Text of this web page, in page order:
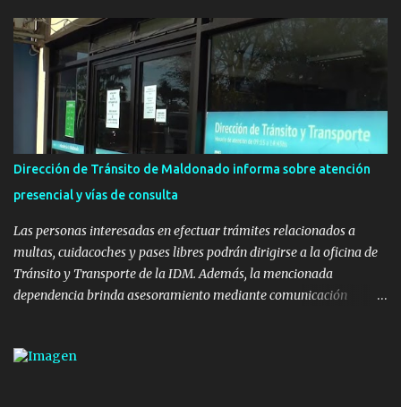
Pública de OPP, así como aportes del Gobierno de Canelones y del
Ministerio de Transporte y Obras Públicas. La nueva
infraestructura deportiva consiste en una plataforma de 35 m por
20 m con banco de hormigón sobre sus laterales. Su destino será
polifuncional, permitiendo la práctica de patín, hockey, gimnasia y
la realización de eventos culturales. Próximo a la pista, se
instalaron juegos infantiles y equipamiento urbano (bancos de
nuevos pavimentos e iluminación. La totalidad de estas obras
implicaron una inversión estimada ...
Dirección de Tránsito de Maldonado informa sobre atención
presencial y vías de consulta
Las personas interesadas en efectuar trámites relacionados a
multas, cuidacoches y pases libres podrán dirigirse a la oficina de
Tránsito y Transporte de la IDM. Además, la mencionada
dependencia brinda asesoramiento mediante comunicación
presencial comprende los siguientes trámites: Multas: devolución